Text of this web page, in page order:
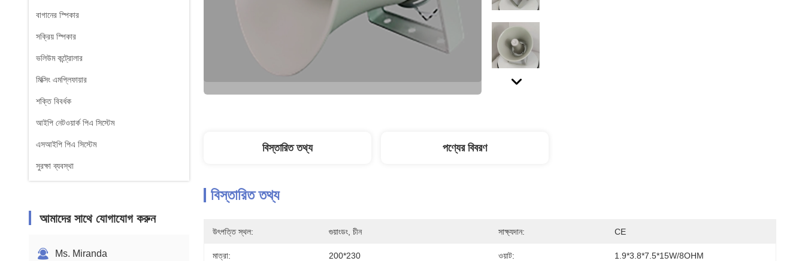
বাগানের স্পিকার
সক্রিয় স্পিকার
ভলিউম কন্ট্রোলার
মিক্সিং এমপ্লিফায়ার
শক্তি বিবর্ধক
আইপি নেটওয়ার্ক পিএ সিস্টেম
এসআইপি পিএ সিস্টেম
সুরক্ষা ব্যবস্থা
আমাদের সাথে যোগাযোগ করুন
Ms. Miranda
বিস্তারিত তথ্য পণ্যের বিবরণ
বিস্তারিত তথ্য
উৎপত্তি স্থল: গুয়াংডং, চীন সাক্ষ্যদান: CE
মাত্রা: 200*230 ওয়াট: 1.9*3.8*7.5*15W/8OHM